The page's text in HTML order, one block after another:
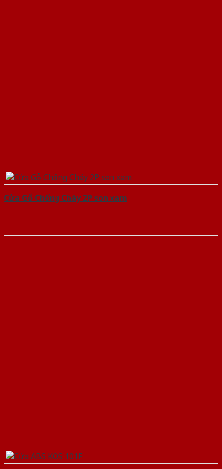
Cửa Gỗ Chống Cháy 2P son xam